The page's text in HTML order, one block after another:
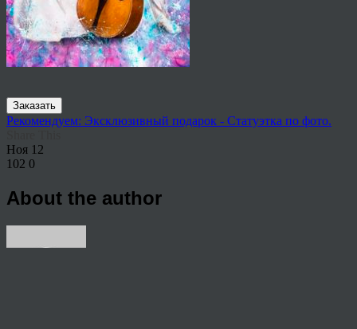
Заказать
Рекомендуем: Эксклюзивный подарок - Статуэтка по фото.
Ноя 12
102 0
About the author